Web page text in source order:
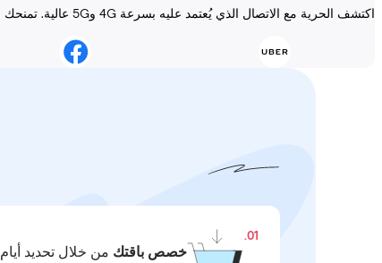
اكتشف الحرية مع الاتصال الذي يُعتمد عليه بسرعة 4G و5G عالية. تمنحك Holafly الاتصال دائمًا مهما كانت المغامرة!
01.
خصص باقتك من خلال تحديد أيام